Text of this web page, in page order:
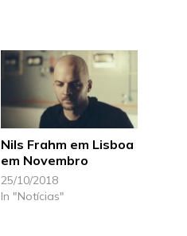
Nils Frahm em Lisboa
em Novembro
25/10/2018
In "Notícias"